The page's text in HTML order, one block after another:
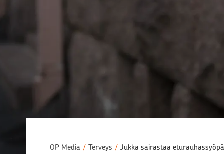
OP Media / Terveys / Jukka sairastaa